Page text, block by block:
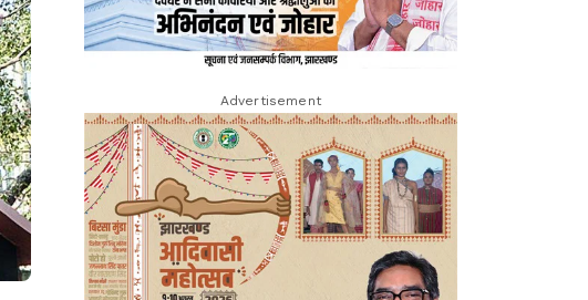
Advertisement